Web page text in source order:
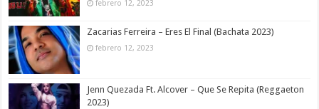
febrero 12, 2023
Zacarias Ferreira – Eres El Final (Bachata 2023)
febrero 12, 2023
Jenn Quezada Ft. Alcover – Que Se Repita (Reggaeton
2023)